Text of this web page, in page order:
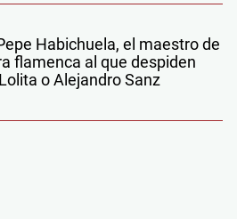
Habichuela, el maestro de
flamenca al que despiden
o Alejandro Sanz